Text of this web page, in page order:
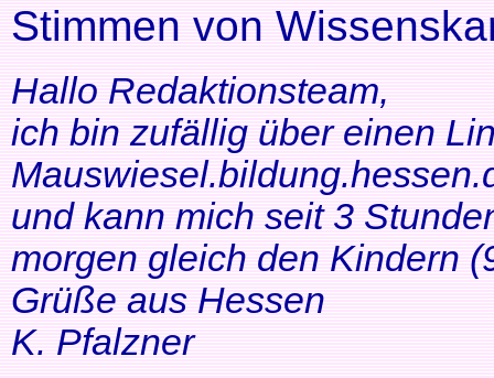
Stimmen von
Hallo Redaktionsteam,
ich bin zufällig über einen
und kann mich seit 3
morgen gleich den Kindern
Grüße aus Hessen
K. Pfalzner